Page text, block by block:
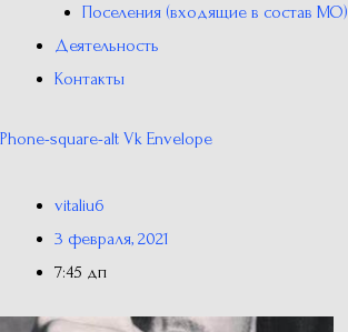
Поселения (входящие в состав МО)
Деятельность
Контакты
Phone-square-alt Vk Envelope
vitaliu6
3 февраля, 2021
7:45 дп